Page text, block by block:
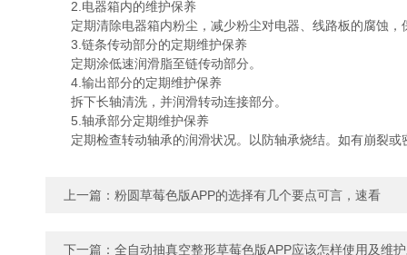
2.电器箱内的维护保养
定期清除电器箱内粉尘，减少粉尘对电器、线路板的腐蚀，
3.链条传动部分的定期维护保养
定期涂低速润滑脂至链传动部分。
4.输出部分的定期维护保养
拆下长轴清洗，并润滑转动连接部分。
5.轴承部分定期维护保养
定期检查转动轴承的润滑状况。以防轴承烧结。如有崩裂或
上一篇： 粉圆草莓色版APP的选择有几个要点可言，速看
下一篇： 全自动抽真空整形草莓色版APP应该怎样使用及维